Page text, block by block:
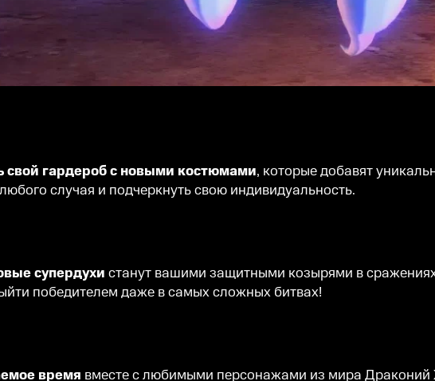
свой гардероб с новыми костюмами, которые добавят
случая и подчеркнуть свою индивидуальность.
супердухи станут вашими защитными козырями в
победителем даже в самых сложных битвах!
время вместе с любимыми персонажами из мира Драконий